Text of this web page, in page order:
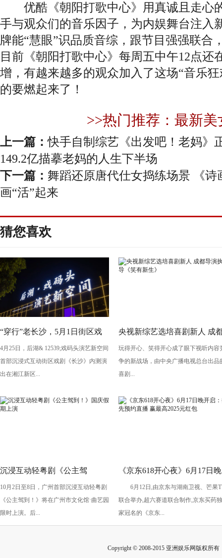
优酷《朝阳打歌中心》用真诚且走心
手与观众们的音乐因子，为内娱舞台注入
牌能“慧眼”识品质音综，跟节目强强联合
目前《朝阳打歌中心》每周五中午12点还
增，有越来越多的观众加入了这场“音乐
的要燃起来了！
>>热门推荐：最新美
上一篇：快手自制综艺《出发吧！老妈》
149.2亿描摹老妈的人生下半场
下一篇： 舞蹈还原唐代仕女捣练场景 《诗
画“活”起来
猜您喜欢
“穿行”老长沙，5月1日街区戏
剧《长沙》将亮相“后湖・戏码
头”
4月25日，后湖& 12539;戏码头演艺新空间
首部沉浸式互动街区戏剧《长沙》内测演
出在湘江新区...
央视新综艺选培喜剧新人 成
导演执导《笑有新生》
玩得开心、笑得开心成了眼下视听内容
争的新战场，由中央广播电视总台出品
喜剧...
沉浸互动轻粤剧《公主驾
到！》国庆假期上演
10月2日至8日，广州首部沉浸互动轻粤剧
《公主驾到！》将在广州市文化馆·曲艺园
限时上演。后...
《京东618开心夜》6月17日晚
开启：抢先预约直播 赢最高
2025元红包
6月12日,由京东与湖南卫视、芒果
联合举办,超六赛道联合制作,京东买药独
家冠名的《京东...
Copyright © 2008-2015 亚洲娱乐网版权所